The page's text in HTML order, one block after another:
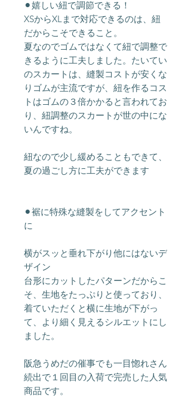
⚫︎嬉しい紐で調節できる！
XSからXLまで対応できるのは、紐
だからこそできること。
夏なのでゴムではなくて紐で調整で
きるように工夫しました。たいてい
のスカートは、縫製コストが安くな
りゴムが主流ですが、紐を作るコス
トはゴムの３倍かかると言われてお
り、紐調整のスカートが世の中にな
いんですね。
紐なので少し緩めることもできて、
夏の過ごし方に工夫ができます
⚫︎裾に特殊な縫製をしてアクセント
に
横がスッと垂れ下がり他にはないデ
ザイン
台形にカットしたパターンだからこ
そ、生地をたっぷりと使っており、
着ていただくと横に生地が下がっ
て、より細く見えるシルエットにし
ました。
阪急うめだの催事でも一目惚れさん
続出で１回目の入荷で完売した人気
商品です。